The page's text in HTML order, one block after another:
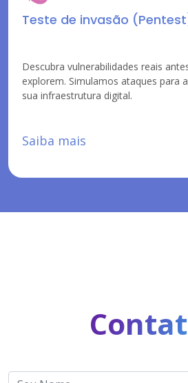
Teste de invasão
Descubra vulnerabilidades reais
explorem. Simulamos ataques para
sua infraestrutura digital.
Saiba mais